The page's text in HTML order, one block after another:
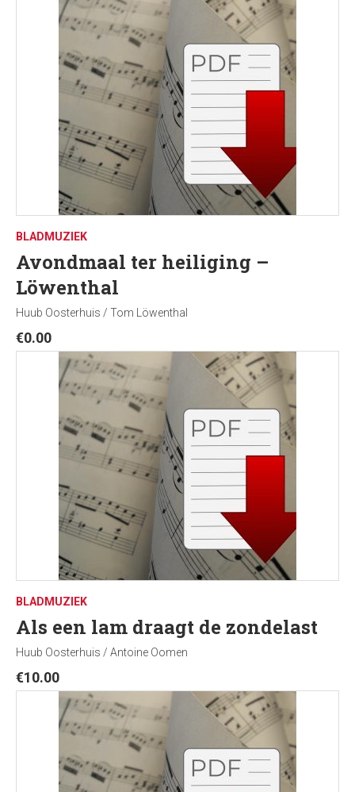
BLADMUZIEK
Avondmaal ter heiliging –
Löwenthal
Huub Oosterhuis / Tom Löwenthal
€0.00
BLADMUZIEK
Als een lam draagt de zondelast
Huub Oosterhuis / Antoine Oomen
€10.00